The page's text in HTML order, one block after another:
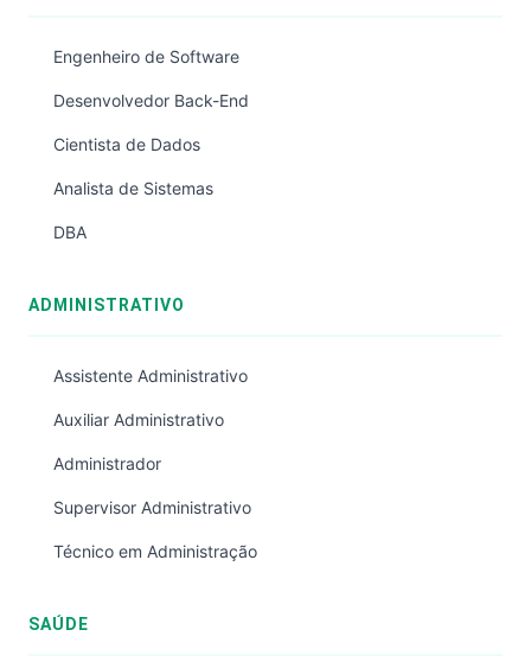
Engenheiro de Software
Desenvolvedor Back-End
Cientista de Dados
Analista de Sistemas
DBA
ADMINISTRATIVO
Assistente Administrativo
Auxiliar Administrativo
Administrador
Supervisor Administrativo
Técnico em Administração
SAÚDE